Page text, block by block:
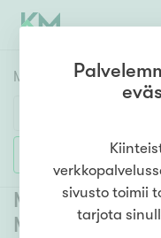
Myyntikohteet
Huoneluku
1h 2h
Lisää hakuehtoja
Myytävät
Merihaka (1)
sivusto toimii
tarjota